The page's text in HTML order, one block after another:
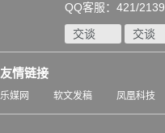
QQ客服：421/2139
交谈 交谈
友情链接
乐媒网 软文发稿 凤凰科技